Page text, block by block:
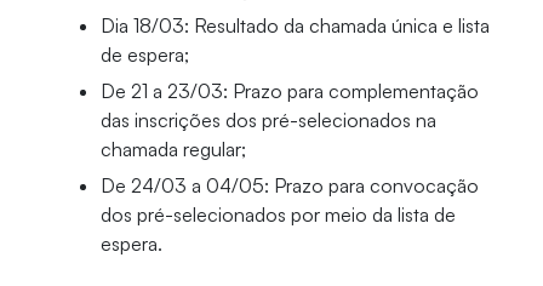
Dia 18/03: Resultado da chamada única e lista
de espera;
De 21 a 23/03: Prazo para complementação
das inscrições dos pré-selecionados na
chamada regular;
De 24/03 a 04/05: Prazo para convocação
dos pré-selecionados por meio da lista de
espera.